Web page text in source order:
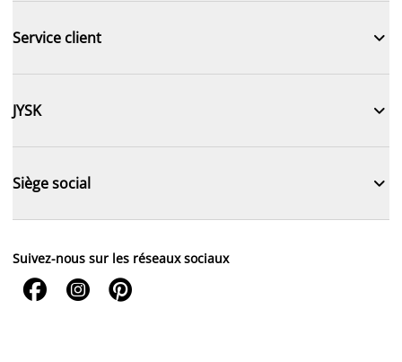
Service client 
JYSK 
Siège social 
Suivez-nous sur les réseaux sociaux
  